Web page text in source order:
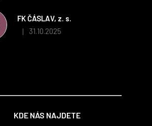
FK ČÁSLAV, z. s.
Hodnocení obchodu je 5 z 5 hvězdiček.
| 31.10.2025
KDE NÁS NAJDETE